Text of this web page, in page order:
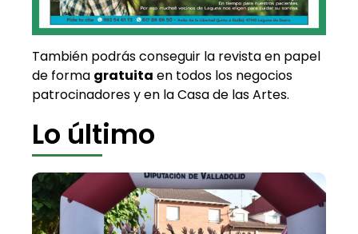
También podrás conseguir la revista en papel
de forma gratuita en todos los negocios
patrocinadores y en la Casa de las Artes.
Lo último